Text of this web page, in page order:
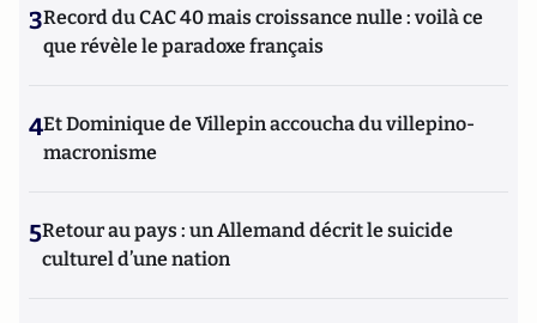
3Record du CAC 40 mais croissance nulle : voilà ce
que révèle le paradoxe français
4Et Dominique de Villepin accoucha du villepino-
macronisme
5Retour au pays : un Allemand décrit le suicide
culturel d’une nation